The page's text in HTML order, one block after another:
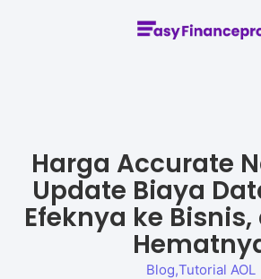
Harga Accurate
Update Biaya
Efeknya ke
Blog,Tutorial AOL